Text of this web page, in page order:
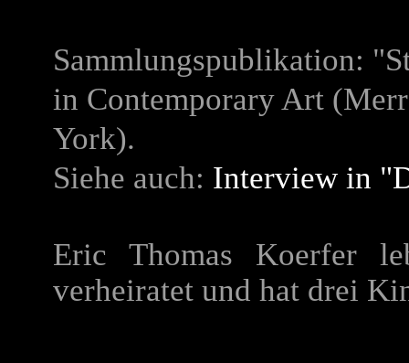
Sammlungspublikation:
in Contemporary Art
York).
Siehe auch: Interview in
Eric Thomas Koerfer
verheiratet und hat drei